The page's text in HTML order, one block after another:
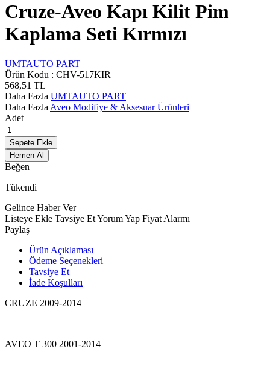
Cruze-Aveo Kapı Kilit Pim
Kaplama Seti Kırmızı
UMTAUTO PART
Ürün Kodu : CHV-517KIR
568,51 TL
Daha Fazla UMTAUTO PART
Daha Fazla Aveo Modifiye & Aksesuar Ürünleri
Adet
Sepete Ekle
Hemen Al
Beğen
Tükendi
Gelince Haber Ver
Listeye Ekle Tavsiye EtYorum Yap Fiyat Alarmı
Paylaş
Ürün Açıklaması
Ödeme Seçenekleri
Tavsiye Et
İade Koşulları
CRUZE 2009-2014
AVEO T 300 2001-2014